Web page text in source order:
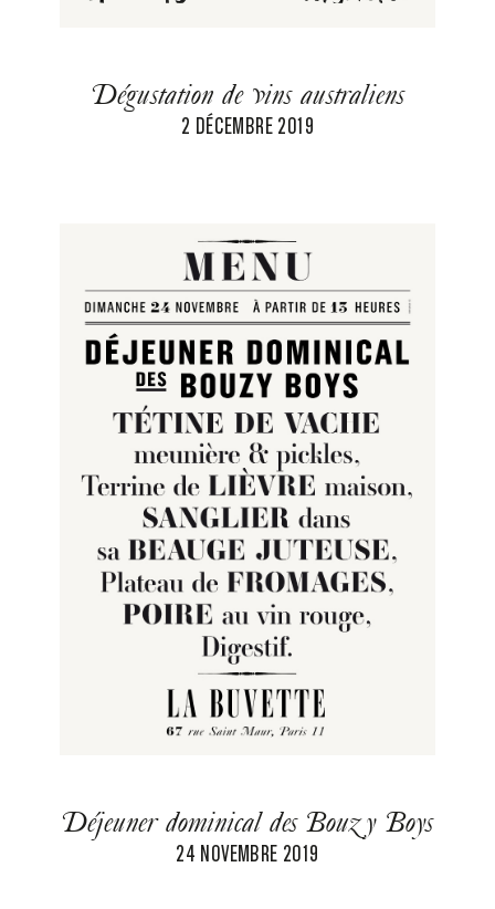
Dégustation de vins australiens
2 DÉCEMBRE 2019
Déjeuner dominical des Bouzy Boys
24 NOVEMBRE 2019